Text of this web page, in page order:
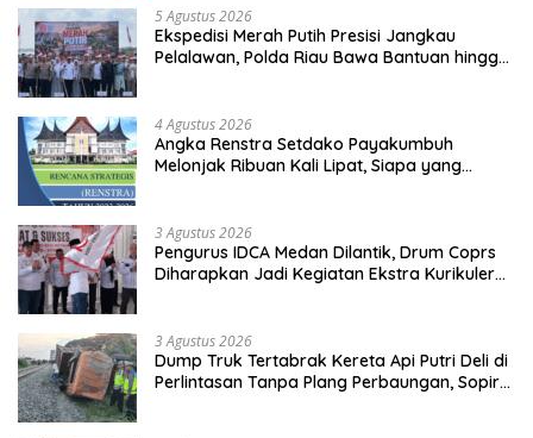
5 Agustus 2026
Ekspedisi Merah Putih Presisi Jangkau
Pelalawan, Polda Riau Bawa Bantuan hingga
4 Agustus 2026
Angka Renstra Setdako Payakumbuh
Melonjak Ribuan Kali Lipat, Siapa yang
3 Agustus 2026
Pengurus IDCA Medan Dilantik, Drum Coprs
Diharapkan Jadi Kegiatan Ekstra Kurikuler
3 Agustus 2026
Dump Truk Tertabrak Kereta Api Putri Deli di
Perlintasan Tanpa Plang Perbaungan, Sopir